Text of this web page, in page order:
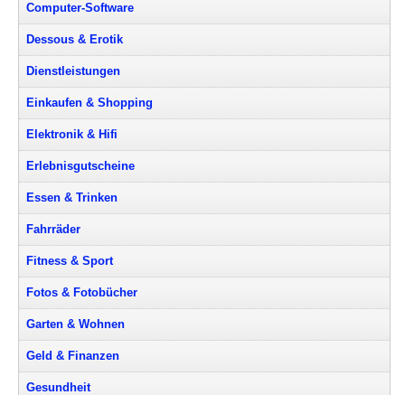
Computer-Software
Dessous & Erotik
Dienstleistungen
Einkaufen & Shopping
Elektronik & Hifi
Erlebnisgutscheine
Essen & Trinken
Fahrräder
Fitness & Sport
Fotos & Fotobücher
Garten & Wohnen
Geld & Finanzen
Gesundheit